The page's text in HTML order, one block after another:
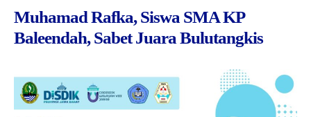
SNBP
Muhamad Rafka, Siswa SMA KP
Baleendah, Sabet Juara Bulutangkis